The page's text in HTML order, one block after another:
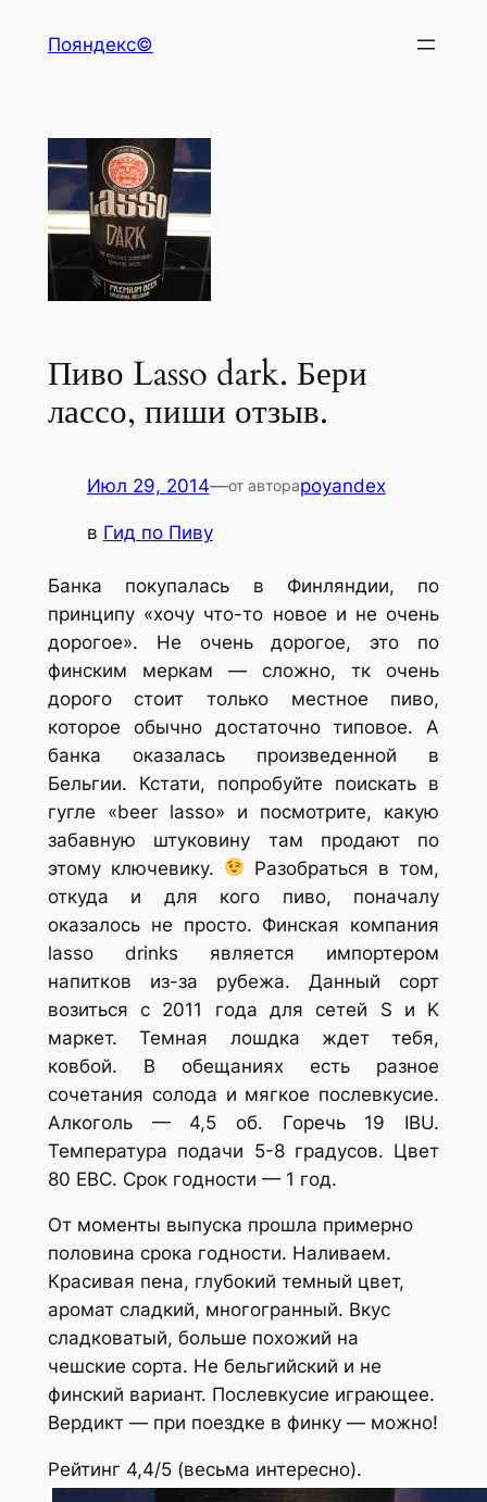
Пояндекс©
Пиво Lasso dark. Бери
лассо, пиши отзыв.
Июл 29, 2014—от автораpoyandex
в Гид по Пиву
Банка покупалась в Финляндии, по
принципу «хочу что-то новое и не очень
дорогое». Не очень дорогое, это по
финским меркам — сложно, тк очень
дорого стоит только местное пиво,
которое обычно достаточно типовое. А
банка оказалась произведенной в
Бельгии. Кстати, попробуйте поискать в
гугле «beer lasso» и посмотрите, какую
забавную штуковину там продают по
этому ключевику.
Разобраться в том,
откуда и для кого пиво, поначалу
оказалось не просто. Финская компания
lasso drinks является импортером
напитков из-за рубежа. Данный сорт
возиться с 2011 года для сетей S и K
маркет. Темная лошдка ждет тебя,
ковбой. В обещаниях есть разное
сочетания солода и мягкое послевкусие.
Алкоголь — 4,5 об. Горечь 19 IBU.
Температура подачи 5-8 градусов. Цвет
80 EBC. Срок годности — 1 год.
От моменты выпуска прошла примерно
половина срока годности. Наливаем.
Красивая пена, глубокий темный цвет,
аромат сладкий, многогранный. Вкус
сладковатый, больше похожий на
чешские сорта. Не бельгийский и не
финский вариант. Послевкусие играющее.
Вердикт — при поездке в финку — можно!
Рейтинг 4,4/5 (весьма интересно).